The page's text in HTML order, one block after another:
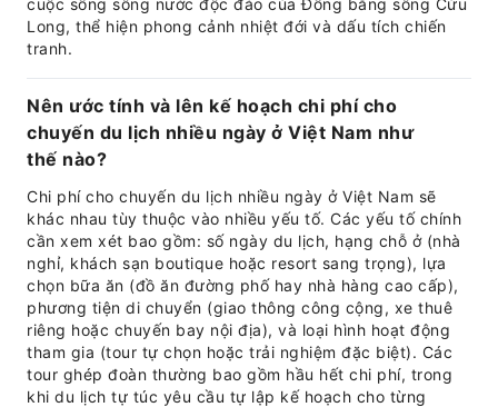
cuộc sống sông nước độc đáo của Đồng bằng sông Cửu
Long, thể hiện phong cảnh nhiệt đới và dấu tích chiến
tranh.
Nên ước tính và lên kế hoạch chi phí cho
chuyến du lịch nhiều ngày ở Việt Nam như
thế nào?
Chi phí cho chuyến du lịch nhiều ngày ở Việt Nam sẽ
khác nhau tùy thuộc vào nhiều yếu tố. Các yếu tố chính
cần xem xét bao gồm: số ngày du lịch, hạng chỗ ở (nhà
nghỉ, khách sạn boutique hoặc resort sang trọng), lựa
chọn bữa ăn (đồ ăn đường phố hay nhà hàng cao cấp),
phương tiện di chuyển (giao thông công cộng, xe thuê
riêng hoặc chuyến bay nội địa), và loại hình hoạt động
tham gia (tour tự chọn hoặc trải nghiệm đặc biệt). Các
tour ghép đoàn thường bao gồm hầu hết chi phí, trong
khi du lịch tự túc yêu cầu tự lập kế hoạch cho từng